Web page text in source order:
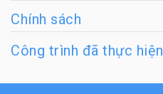
Chính sách
Công trình đã thực hiện